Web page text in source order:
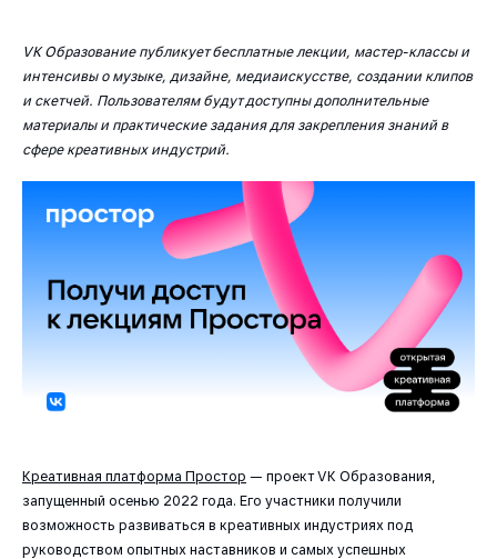
VK Образование публикует бесплатные лекции, мастер-классы и
интенсивы о музыке, дизайне, медиаискусстве, создании клипов
и скетчей. Пользователям будут доступны дополнительные
материалы и практические задания для закрепления знаний в
сфере креативных индустрий.
Креативная платформа Простор — проект VK Образования,
запущенный осенью 2022 года. Его участники получили
возможность развиваться в креативных индустриях под
руководством опытных наставников и самых успешных